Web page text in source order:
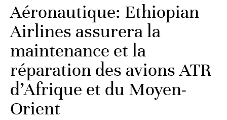
Aéronautique: Ethiopian
Airlines assurera la
maintenance et la
réparation des avions ATR
d’Afrique et du Moyen-
Orient